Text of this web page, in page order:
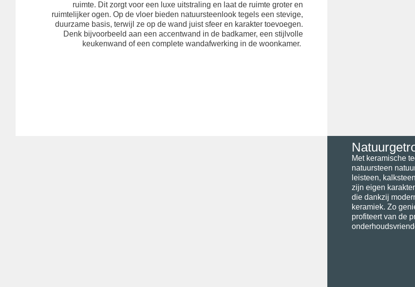
ruimte. Dit zorgt voor een luxe uitstraling en laat de ruimte groter en
ruimtelijker ogen. Op de vloer bieden natuursteenlook tegels een stevige,
duurzame basis, terwijl ze op de wand juist sfeer en karakter toevoegen.
Denk bijvoorbeeld aan een accentwand in de badkamer, een stijlvolle
keukenwand of een complete wandafwerking in de woonkamer.
Met keramische
natuursteen
leisteen,
zijn eigen
die dankzij
keramiek. Zo
profiteert van de